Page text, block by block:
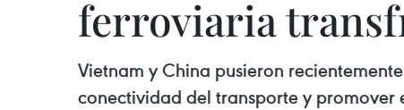
ferroviaria
Vietnam y China pusieron
conectividad del transporte y promover